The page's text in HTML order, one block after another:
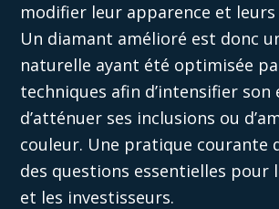
modifier leur apparence et
Un diamant amélioré est donc
naturelle ayant été optimisée
techniques afin d’intensifier son
d’atténuer ses inclusions ou
couleur. Une pratique courante
des questions essentielles pour
et les investisseurs.